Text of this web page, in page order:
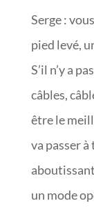
Serge :
pied levé,
S’il n’y a
câbles,
être le
va passer
un mode